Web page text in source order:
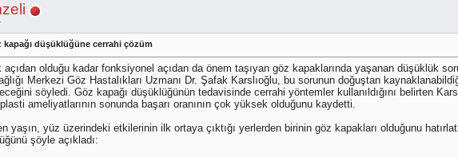
kapağı düşüklüğüne cerrahi çözüm
açıdan olduğu kadar fonksiyonel açıdan da önem taşıyan göz kapaklarında yaşanan düşüklük
Merkezi Göz Hastalıkları Uzmanı Dr. Şafak Karslıoğlu, bu sorunun doğuştan
söyledi. Göz kapağı düşüklüğünün tedavisinde cerrahi yöntemler kullanıldığını belirten
ameliyatlarının sonunda başarı oranının çok yüksek olduğunu kaydetti.
yaşın, yüz üzerindeki etkilerinin ilk ortaya çıktığı yerlerden birinin göz kapakları olduğunu
şöyle açıkladı: